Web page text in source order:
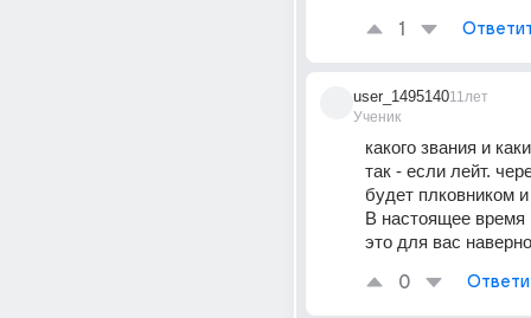
1
user_1495140
Ученик
11лет
какого звания и
так - если лейт.
будет плковником
В настоящее время
это для вас
0